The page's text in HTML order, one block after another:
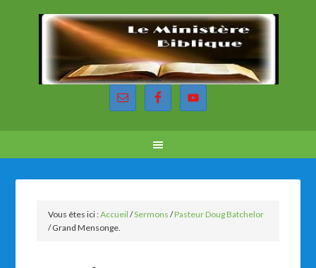
Vous êtes ici :Accueil /Sermons /Pasteur Doug Batchelor
/Grand Mensonge.